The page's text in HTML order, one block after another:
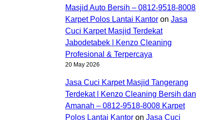
Masjid Auto Bersih – 0812-9518-8008
Karpet Polos Lantai Kantor on Jasa
Cuci Karpet Masjid Terdekat
Jabodetabek | Kenzo Cleaning
Profesional & Terpercaya
20 May 2026
Jasa Cuci Karpet Masjid Tangerang
Terdekat | Kenzo Cleaning Bersih dan
Amanah – 0812-9518-8008 Karpet
Polos Lantai Kantor on Jasa Cuci